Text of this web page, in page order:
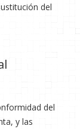
del
del
y las